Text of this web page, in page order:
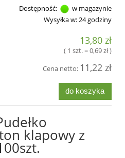
Dostępność:
w magazynie
Wysyłka w:24 godziny
13,80 zł
( 1 szt. = 0,69 zł )
Cena netto: 11,22 zł
do koszyka
klapowy z